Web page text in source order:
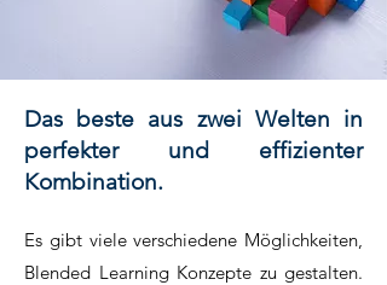
Das beste aus zwei Welten in
perfekter und effizienter
Kombination.
Es gibt viele verschiedene Möglichkeiten,
Blended Learning Konzepte zu gestalten.